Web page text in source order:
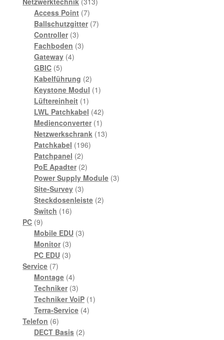
Access Point 77
Produkte
Ballschutzgitter 77
Controller 33
Produkte
Fachboden 33
Gateway 44
GBIC 55
Produkte
Kabelführung 22
Produkte
Keystone Modul 11
Lüftereinheit 11
Produkt
LWL Patchkabel 4242
Produkte
Medienconverter 11
Produkt
Netzwerkschrank 1313
Patchkabel 196196
Patchpanel 22
Produkte
PoE Apadter 22
Produkte
Power Supply Module 33
Site-Survey 33
Produkte
Steckdosenleiste 22
Switch 1616
PC 99
Produkte
Mobile EDU 33
Monitor 33
Produkte
PC EDU 33
Service 77
Produkte
Montage 44
Produkte
Techniker 33
Produkte
Techniker VoiP 11
Terra-Service 44
Telefon 66
Produkte
DECT Basis 22